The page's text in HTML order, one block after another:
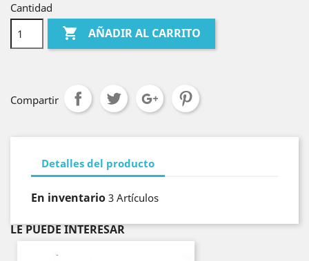
Cantidad
 AÑADIR AL CARRITO
Compartir
Detalles del producto
En inventario 3 Artículos
LE PUEDE INTERESAR